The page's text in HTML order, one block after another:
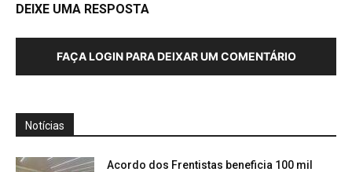
DEIXE UMA RESPOSTA
FAÇA LOGIN PARA DEIXAR UM COMENTÁRIO
Notícias
Acordo dos Frentistas beneficia 100 mil